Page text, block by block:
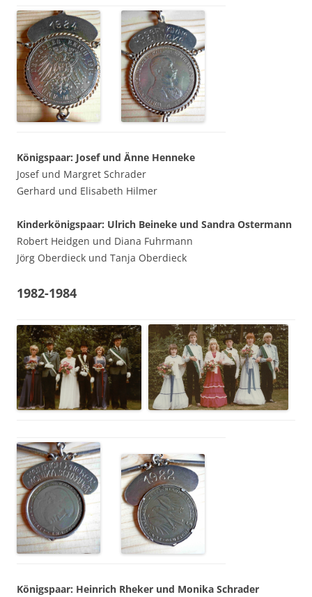
Königspaar: Josef und Änne Henneke
Josef und Margret Schrader
Gerhard und Elisabeth Hilmer
Kinderkönigspaar: Ulrich Beineke und Sandra Ostermann
Robert Heidgen und Diana Fuhrmann
Jörg Oberdieck und Tanja Oberdieck
1982-1984
Königspaar: Heinrich Rheker und Monika Schrader